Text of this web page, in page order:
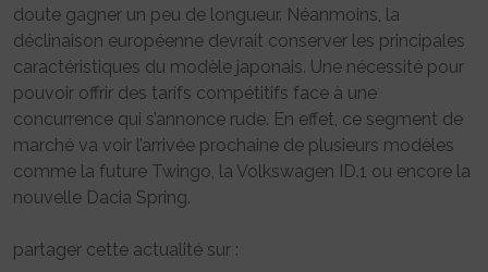
doute gagner un peu de longueur. Néanmoins, la
déclinaison européenne devrait conserver les principales
caractéristiques du modèle japonais. Une nécessité pour
pouvoir offrir des tarifs compétitifs face à une
concurrence qui s’annonce rude. En effet, ce segment de
marché va voir l’arrivée prochaine de plusieurs modèles
comme la future Twingo, la Volkswagen ID.1 ou encore la
nouvelle Dacia Spring.
partager cette actualité sur :